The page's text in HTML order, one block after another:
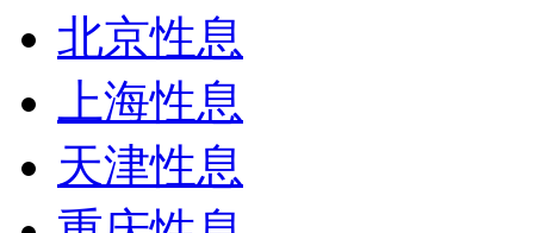
北京性息
上海性息
天津性息